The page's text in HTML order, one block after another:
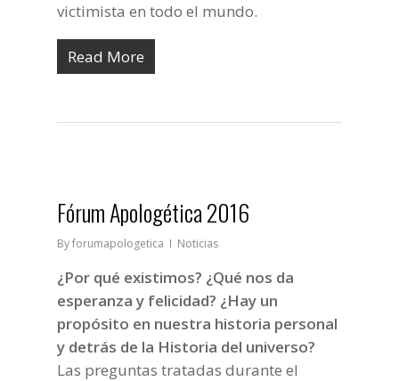
victimista en todo el mundo.
Read More
Fórum Apologética 2016
Byforumapologetica Noticias
¿Por qué existimos? ¿Qué nos da
esperanza y felicidad? ¿Hay un
propósito en nuestra historia personal
y detrás de la Historia del universo?
Las preguntas tratadas durante el